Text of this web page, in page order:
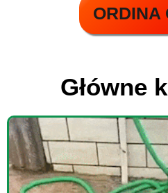
ORDINA
Główne